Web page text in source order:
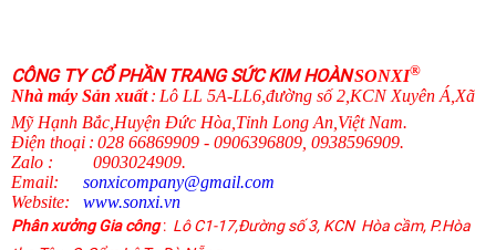
CÔNG TY CỔ PHẦN TRANG SỨC KIM HOÀNSONXI ®
Nhà máy Sản xuất: Lô LL 5A-LL6,đường số 2,KCN Xuyên Á,Xã
Mỹ Hạnh Bắc,Huyện Đức Hòa,Tỉnh Long An,Việt Nam.
Điện thoại:028 66869909 - 0906396809, 0938596909
Zalo:0903024909.
Email:
sonxicompany@gmail.com
www.sonxi.